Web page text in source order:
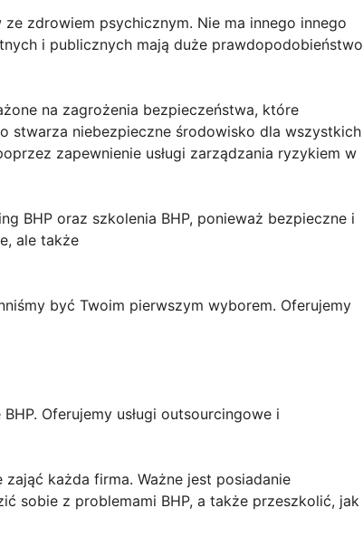
zdrowiem psychicznym. Nie ma innego innego
i publicznych mają duże prawdopodobieństwo
na zagrożenia bezpieczeństwa, które
stwarza niebezpieczne środowisko dla wszystkich
zapewnienie usługi zarządzania ryzykiem w
BHP oraz szkolenia BHP, ponieważ bezpieczne i
ale także
być Twoim pierwszym wyborem. Oferujemy
Oferujemy usługi outsourcingowe i
każda firma. Ważne jest posiadanie
sobie z problemami BHP, a także przeszkolić, jak